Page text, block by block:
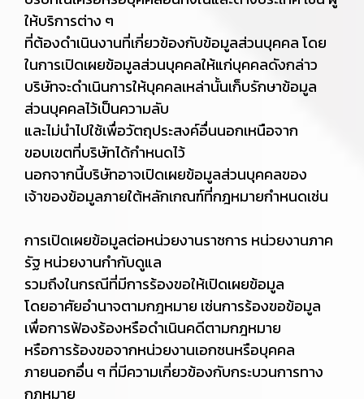
ให้บริการต่าง ๆ
ที่ต้องดำเนินงานที่เกี่ยวข้องกับข้อมูลส่วนบุคคล โดย
ในการเปิดเผยข้อมูลส่วนบุคคลให้แก่บุคคลดังกล่าว
บริษัทจะดำเนินการให้บุคคลเหล่านั้นเก็บรักษาข้อมูล
ส่วนบุคคลไว้เป็นความลับ
และไม่นำไปใช้เพื่อวัตถุประสงค์อื่นนอกเหนือจาก
ขอบเขตที่บริษัทได้กำหนดไว้
นอกจากนี้บริษัทอาจเปิดเผยข้อมูลส่วนบุคคลของ
เจ้าของข้อมูลภายใต้หลักเกณฑ์ที่กฎหมายกำหนดเช่น
การเปิดเผยข้อมูลต่อหน่วยงานราชการ หน่วยงานภาค
รัฐ หน่วยงานกำกับดูแล
รวมถึงในกรณีที่มีการร้องขอให้เปิดเผยข้อมูล
โดยอาศัยอำนาจตามกฎหมาย เช่นการร้องขอข้อมูล
เพื่อการฟ้องร้องหรือดำเนินคดีตามกฎหมาย
หรือการร้องขอจากหน่วยงานเอกชนหรือบุคคล
ภายนอกอื่น ๆ ที่มีความเกี่ยวข้องกับกระบวนการทาง
กฎหมาย